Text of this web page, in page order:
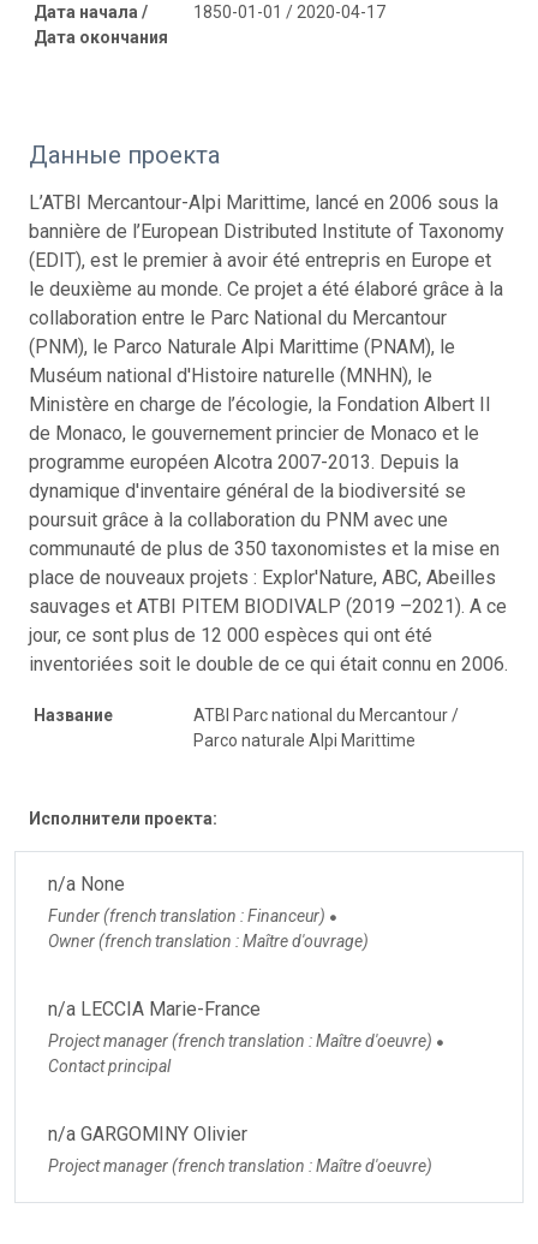
Дата начала /
Дата окончания
1850-01-01 / 2020-04-17
Данные проекта
L’ATBI Mercantour-Alpi Marittime, lancé en 2006 sous la
bannière de l’European Distributed Institute of Taxonomy
(EDIT), est le premier à avoir été entrepris en Europe et
le deuxième au monde. Ce projet a été élaboré grâce à la
collaboration entre le Parc National du Mercantour
(PNM), le Parco Naturale Alpi Marittime (PNAM), le
Muséum national d'Histoire naturelle (MNHN), le
Ministère en charge de l’écologie, la Fondation Albert II
de Monaco, le gouvernement princier de Monaco et le
programme européen Alcotra 2007-2013. Depuis la
dynamique d'inventaire général de la biodiversité se
poursuit grâce à la collaboration du PNM avec une
communauté de plus de 350 taxonomistes et la mise en
place de nouveaux projets : Explor'Nature, ABC, Abeilles
sauvages et ATBI PITEM BIODIVALP (2019 –2021). A ce
jour, ce sont plus de 12 000 espèces qui ont été
inventoriées soit le double de ce qui était connu en 2006.
Название
ATBI Parc national du Mercantour /
Parco naturale Alpi Marittime
Исполнители проекта:
n/a None
Funder (french translation : Financeur) ●
Owner (french translation : Maître d'ouvrage)
n/a LECCIA Marie-France
Project manager (french translation : Maître d'oeuvre) ●
Contact principal
n/a GARGOMINY Olivier
Project manager (french translation : Maître d'oeuvre)